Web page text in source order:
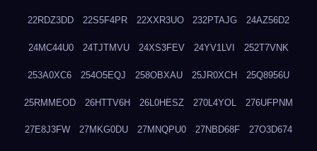
22RDZ3DD 22S5F4PR 22XXR3UO 232PTAJG 24AZ56D2
24MC44U0 24TJTMVU 24XS3FEV 24YV1LVI 252T7VNK
253A0XC6 254O5EQJ 258OBXAU 25JR0XCH 25Q8956U
25RMMEOD 26HTTV6H 26L0HESZ 270L4YOL 276UFPNM
27E8J3FW 27MKG0DU 27MNQPU0 27NBD68F 27O3D674